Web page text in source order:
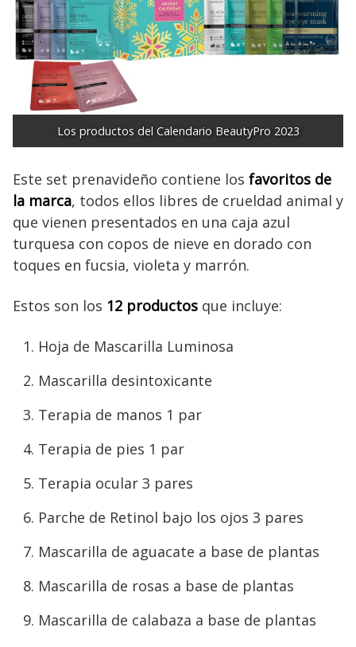
Los productos del Calendario BeautyPro 2023
Este set prenavideño contiene los favoritos de
la marca, todos ellos libres de crueldad animal y
que vienen presentados en una caja azul
turquesa con copos de nieve en dorado con
toques en fucsia, violeta y marrón.
Estos son los 12 productos que incluye:
Hoja de Mascarilla Luminosa
Mascarilla desintoxicante
Terapia de manos 1 par
Terapia de pies 1 par
Terapia ocular 3 pares
Parche de Retinol bajo los ojos 3 pares
Mascarilla de aguacate a base de plantas
Mascarilla de rosas a base de plantas
Mascarilla de calabaza a base de plantas